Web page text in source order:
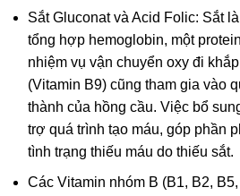
Sắt Gluconat và Acid Folic: Sắt
tổng hợp hemoglobin, một
nhiệm vụ vận chuyển oxy đi
(Vitamin B9) cũng tham gia vào
thành của hồng cầu. Việc bổ
trợ quá trình tạo máu, góp phần
tình trạng thiếu máu do thiếu sắt.
Các Vitamin nhóm B (B1, B2,